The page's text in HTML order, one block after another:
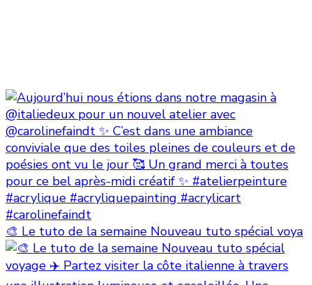
🎨 Le tuto de la semaine Nouveau tuto spécial voya